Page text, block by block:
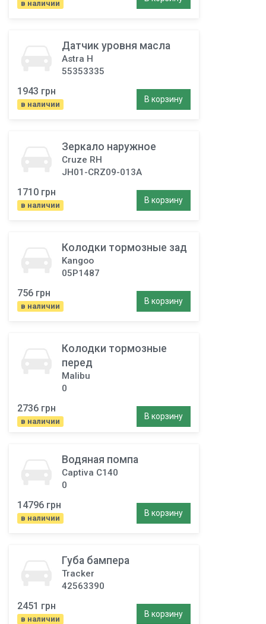
в наличии
Датчик уровня масла
Astra H
55353335
1943 грн
в наличии
В корзину
Зеркало наружное
Cruze RH
JH01-CRZ09-013A
1710 грн
в наличии
В корзину
Колодки тормозные зад
Kangoo
05P1487
756 грн
в наличии
В корзину
Колодки тормозные
перед
Malibu
0
2736 грн
в наличии
В корзину
Водяная помпа
Captiva С140
0
14796 грн
в наличии
В корзину
Губа бампера
Tracker
42563390
2451 грн
в наличии
В корзину